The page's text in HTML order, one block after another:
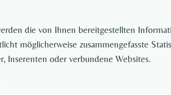
die von Ihnen bereitgestellten
möglicherweise zusammengefasste
Inserenten oder verbundene Websites.